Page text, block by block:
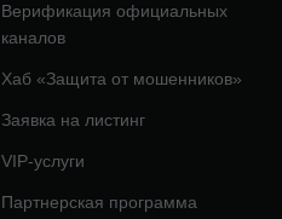
Верификация официальных
каналов
Хаб «Защита от мошенников»
Заявка на листинг
VIP-услуги
Партнерская программа